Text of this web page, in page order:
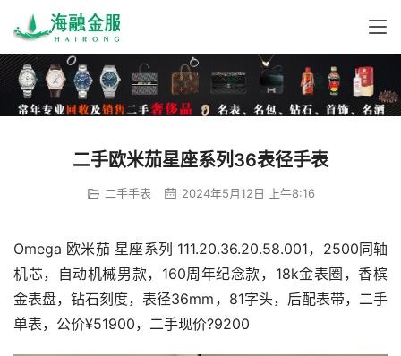
二手欧米茄星座系列36表径手表
二手手表 2024年5月12日 上午8:16
Omega 欧米茄 星座系列 111.20.36.20.58.001，2500同轴
机芯，自动机械男款，160周年纪念款，18k金表圈，香槟
金表盘，钻石刻度，表径36mm，81字头，后配表带，二手
单表，公价¥51900，二手现价?9200